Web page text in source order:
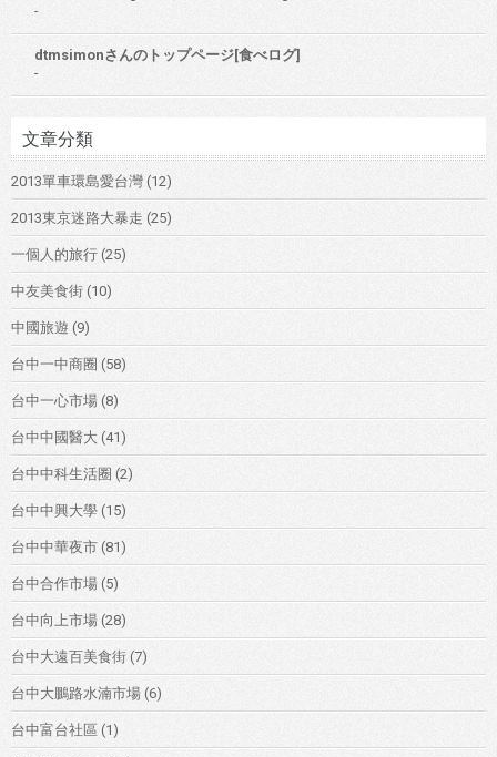
-
dtmsimonさんのトップページ[食べログ]
-
文章分類
2013單車環島愛台灣 (12)
2013東京迷路大暴走 (25)
一個人的旅行 (25)
中友美食街 (10)
中國旅遊 (9)
台中一中商圈 (58)
台中一心市場 (8)
台中中國醫大 (41)
台中中科生活圈 (2)
台中中興大學 (15)
台中中華夜市 (81)
台中合作市場 (5)
台中向上市場 (28)
台中大遠百美食街 (7)
台中大鵬路水湳市場 (6)
台中富台社區 (1)